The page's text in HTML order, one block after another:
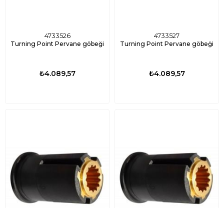
4733526
Turning Point Pervane göbeği
₺4.089,57
4733527
Turning Point Pervane göbeği
₺4.089,57